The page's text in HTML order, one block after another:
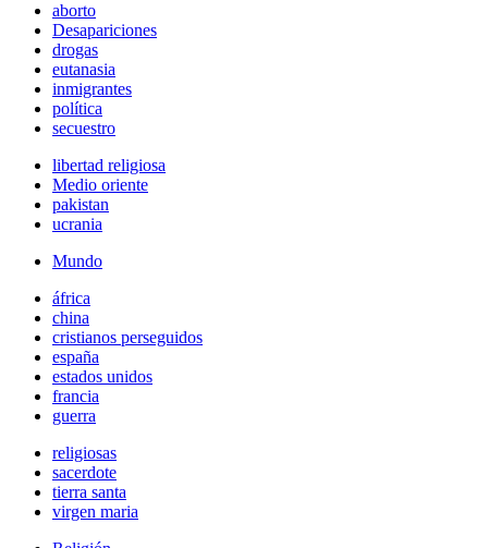
aborto
Desapariciones
drogas
eutanasia
inmigrantes
política
secuestro
libertad religiosa
Medio oriente
pakistan
ucrania
Mundo
áfrica
china
cristianos perseguidos
españa
estados unidos
francia
guerra
religiosas
sacerdote
tierra santa
virgen maria